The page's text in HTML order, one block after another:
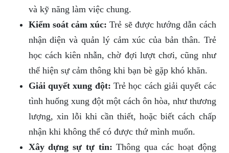
và kỹ năng làm việc chung.
Kiểm soát cảm xúc: Trẻ sẽ được hướng dẫn cách
nhận diện và quản lý cảm xúc của bản thân. Trẻ
học cách kiên nhẫn, chờ đợi lượt chơi, cũng như
thể hiện sự cảm thông khi bạn bè gặp khó khăn.
Giải quyết xung đột: Trẻ học cách giải quyết các
tình huống xung đột một cách ôn hòa, như thương
lượng, xin lỗi khi cần thiết, hoặc biết cách chấp
nhận khi không thể có được thứ mình muốn.
Xây dựng sự tự tin: Thông qua các hoạt động